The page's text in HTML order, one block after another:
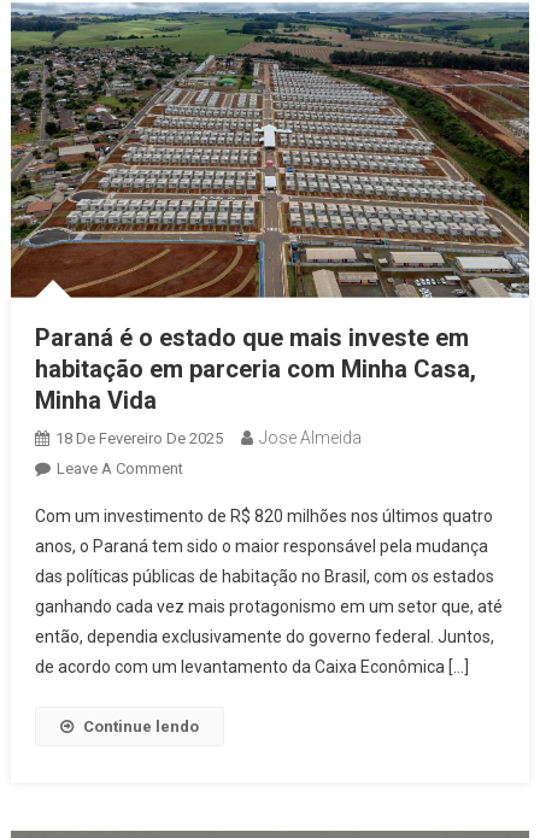
Paraná é o estado que mais investe em
habitação em parceria com Minha Casa,
Minha Vida
18 De Fevereiro De 2025 Jose Almeida
Leave A CommentOn
É
O
Estado
Que
Mais
Investe
Habitação
Minha
Com um investimento de R$ 820 milhões nos últimos quatro
anos, o Paraná tem sido o maior responsável pela mudança
das políticas públicas de habitação no Brasil, com os estados
ganhando cada vez mais protagonismo em um setor que, até
então, dependia exclusivamente do governo federal. Juntos,
de acordo com um levantamento da Caixa Econômica […]
Continue lendo